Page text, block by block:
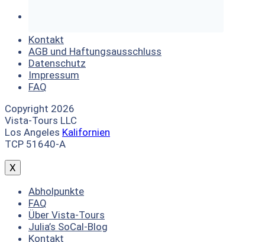
Kontakt
AGB und Haftungsausschluss
Datenschutz
Impressum
FAQ
Copyright 2026
Vista-Tours LLC
Los Angeles Kalifornien
TCP 51640-A
X
Abholpunkte
FAQ
Über Vista-Tours
Julia’s SoCal-Blog
Kontakt